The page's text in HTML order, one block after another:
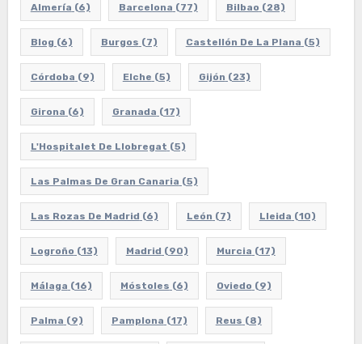
Almería (6) Barcelona (77) Bilbao (28)
Blog (6) Burgos (7) Castellón De La Plana (5)
Córdoba (9) Elche (5) Gijón (23)
Girona (6) Granada (17)
L'Hospitalet De Llobregat (5)
Las Palmas De Gran Canaria (5)
Las Rozas De Madrid (6) León (7) Lleida (10)
Logroño (13) Madrid (90) Murcia (17)
Málaga (16) Móstoles (6) Oviedo (9)
Palma (9) Pamplona (17) Reus (8)